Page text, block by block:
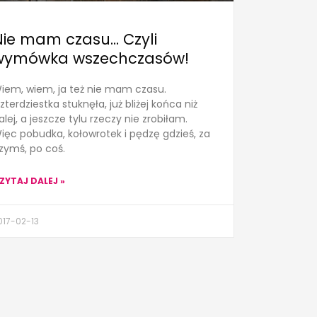
mam czasu… Czyli
wszechczasów!
wiem, ja też nie mam czasu.
stuknęła, już bliżej końca niż
a jeszcze tylu rzeczy nie zrobiłam.
pobudka, kołowrotek i pędzę gdzieś, za
po coś.
DALEJ »
02-13